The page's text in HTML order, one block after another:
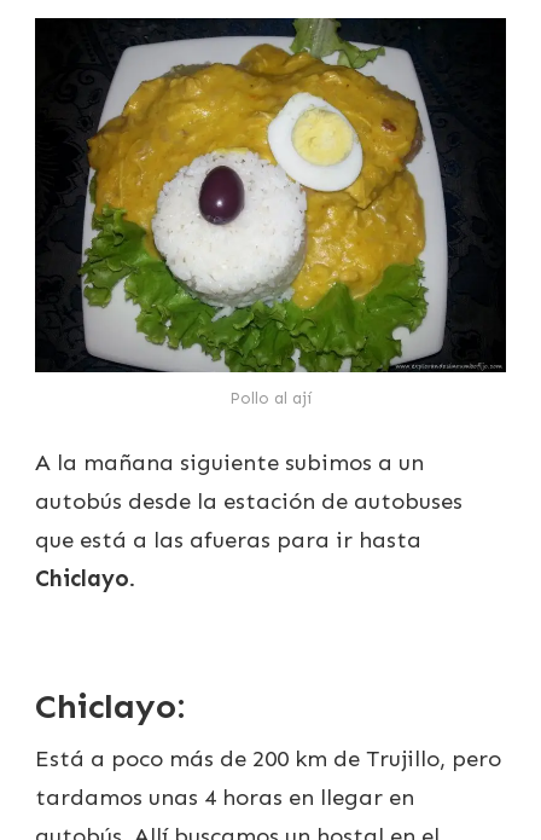
Pollo al ají
A la mañana siguiente subimos a un
autobús desde la estación de autobuses
que está a las afueras para ir hasta
Chiclayo.
Chiclayo:
Está a poco más de 200 km de Trujillo, pero
tardamos unas 4 horas en llegar en